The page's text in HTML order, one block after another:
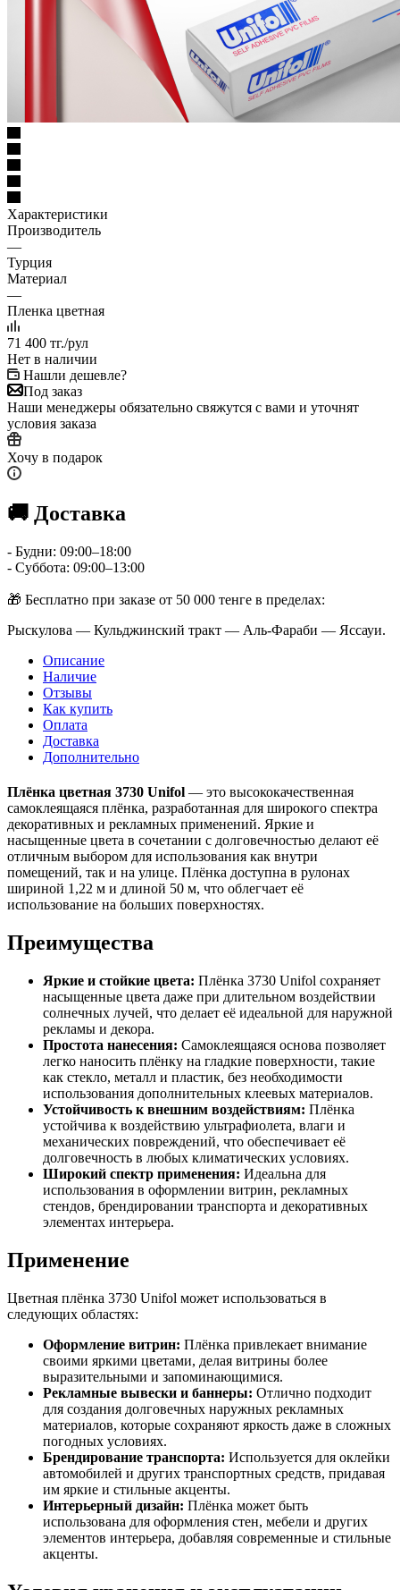
Характеристики
Производитель
—
Турция
Материал
—
Пленка цветная
71 400 тг./рул
Нет в наличии
Нашли дешевле?
Под заказ
Наши менеджеры обязательно свяжутся с вами и уточнят
условия заказа
Хочу в подарок
🚚 Доставка
- Будни: 09:00–18:00
- Суббота: 09:00–13:00
🎁 Бесплатно при заказе от 50 000 тенге в пределах:
Рыскулова — Кульджинский тракт — Аль-Фараби — Яссауи.
Описание
Наличие
Отзывы
Как купить
Оплата
Доставка
Дополнительно
Плёнка цветная 3730 Unifol — это высококачественная
самоклеящаяся плёнка, разработанная для широкого спектра
декоративных и рекламных применений. Яркие и
насыщенные цвета в сочетании с долговечностью делают её
отличным выбором для использования как внутри
помещений, так и на улице. Плёнка доступна в рулонах
шириной 1,22 м и длиной 50 м, что облегчает её
использование на больших поверхностях.
Преимущества
Яркие и стойкие цвета: Плёнка 3730 Unifol сохраняет
насыщенные цвета даже при длительном воздействии
солнечных лучей, что делает её идеальной для наружной
рекламы и декора.
Простота нанесения: Самоклеящаяся основа позволяет
легко наносить плёнку на гладкие поверхности, такие
как стекло, металл и пластик, без необходимости
использования дополнительных клеевых материалов.
Устойчивость к внешним воздействиям: Плёнка
устойчива к воздействию ультрафиолета, влаги и
механических повреждений, что обеспечивает её
долговечность в любых климатических условиях.
Широкий спектр применения: Идеальна для
использования в оформлении витрин, рекламных
стендов, брендировании транспорта и декоративных
элементах интерьера.
Применение
Цветная плёнка 3730 Unifol может использоваться в
следующих областях:
Оформление витрин: Плёнка привлекает внимание
своими яркими цветами, делая витрины более
выразительными и запоминающимися.
Рекламные вывески и баннеры: Отлично подходит
для создания долговечных наружных рекламных
материалов, которые сохраняют яркость даже в сложных
погодных условиях.
Брендирование транспорта: Используется для оклейки
автомобилей и других транспортных средств, придавая
им яркие и стильные акценты.
Интерьерный дизайн: Плёнка может быть
использована для оформления стен, мебели и других
элементов интерьера, добавляя современные и стильные
акценты.